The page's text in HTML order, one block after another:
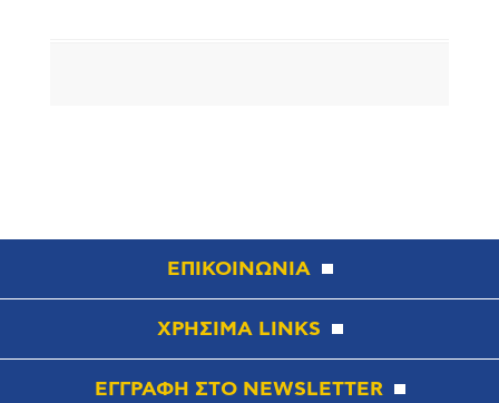
ΕΠΙΚΟΙΝΩΝΙΑ
ΧΡΗΣΙΜΑ LINKS
ΕΓΓΡΑΦΗ ΣΤΟ NEWSLETTER